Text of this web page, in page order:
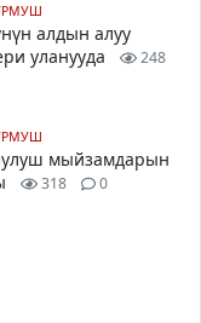
алдын алуу
уланууда
248
мыйзамдарын
318 0